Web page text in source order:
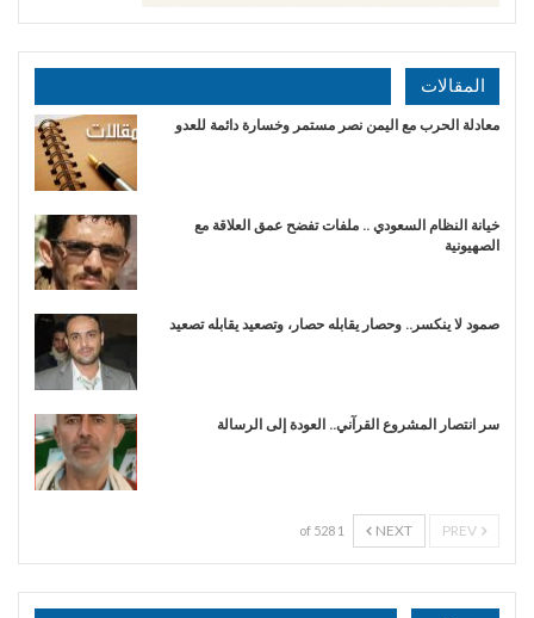
المقالات
​معادلة الحرب مع اليمن نصر مستمر وخسارة دائمة للعدو
خيانة النظام السعودي .. ملفات تفضح عمق العلاقة مع
الصهيونية
صمود لا ينكسر.. وحصار يقابله حصار، وتصعيد يقابله تصعيد
سر انتصار المشروع القرآني.. العودة إلى الرسالة
NEXT
1 of 528